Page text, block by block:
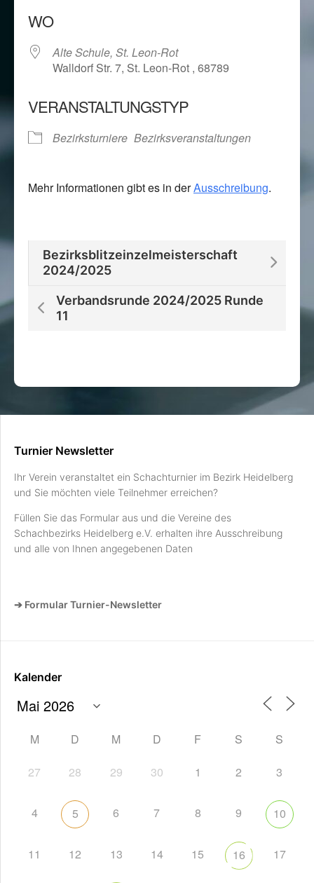
WO
Alte Schule, St. Leon-Rot
Walldorf Str. 7, St. Leon-Rot , 68789
VERANSTALTUNGSTYP
Bezirksturniere Bezirksveranstaltungen
Mehr Informationen gibt es in derAusschreibung.
Bezirksblitzeinzelmeisterschaft
2024/2025
Verbandsrunde 2024/2025 Runde
11
Turnier Newsletter
Ihr Verein veranstaltet ein Schachturnier im Bezirk Heidelberg
und Sie möchten viele Teilnehmer erreichen?
Füllen Sie das Formular aus und die Vereine des
Schachbezirks Heidelberg e.V. erhalten ihre Ausschreibung
und alle von Ihnen angegebenen Daten
➔ Formular Turnier-Newsletter
Kalender
M D M D F S S
27 28 29 30 1 2 3
4 5 6 7 8 9 10
11 12 13 14 15 16 17